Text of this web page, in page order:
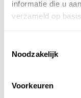
informatie die u
verzameld op
Noodzakelijk
Voorkeuren